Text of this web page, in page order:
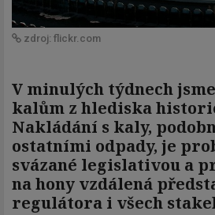
zdroj: flickr.com
V minulých týdnech
kalům z hlediska
Nakládání s kaly,
ostatními odpady, je
svázané legislativou a
na hony vzdálená
regulátora i všech